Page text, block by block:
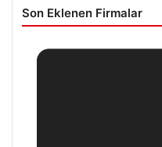
Son Eklenen Firmalar